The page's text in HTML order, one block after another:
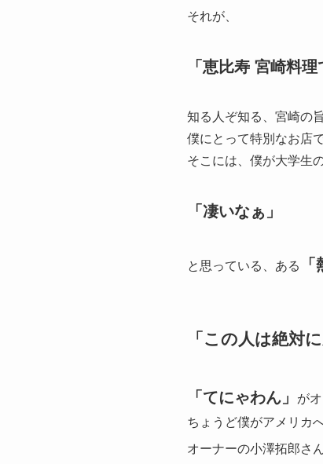
それが、
「恵比寿 宮崎料理
知る人ぞ知る、宮崎の
僕にとって特別なお店
そこには、僕が大学生
「凄いなぁ」
と思っている、ある
「この人は絶対
「てにゃわん」 が
ちょうど僕がアメリカ
オーナーの小澤拓郎さ